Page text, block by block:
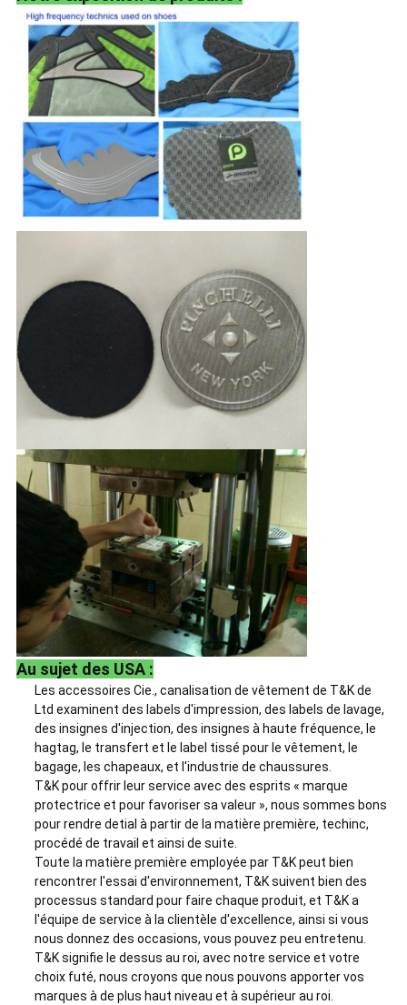
Au sujet des USA :
Les accessoires Cie., canalisation de vêtement de T&K de
Ltd examinent des labels d'impression, des labels de lavage,
des insignes d'injection, des insignes à haute fréquence, le
hagtag, le transfert et le label tissé pour le vêtement, le
bagage, les chapeaux, et l'industrie de chaussures.
T&K pour offrir leur service avec des esprits « marque
protectrice et pour favoriser sa valeur », nous sommes bons
pour rendre detial à partir de la matière première, techinc,
procédé de travail et ainsi de suite.
Toute la matière première employée par T&K peut bien
rencontrer l'essai d'environnement, T&K suivent bien des
processus standard pour faire chaque produit, et T&K a
l'équipe de service à la clientèle d'excellence, ainsi si vous
nous donnez des occasions, vous pouvez peu entretenu.
T&K signifie le dessus au roi, avec notre service et votre
choix futé, nous croyons que nous pouvons apporter vos
marques à de plus haut niveau et à supérieur au roi.